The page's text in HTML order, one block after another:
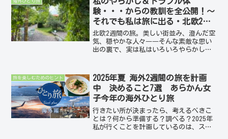
り旅に出かける理由を考え...
験・・・からの教訓を全公開！～
それでも私は旅に出る・北欧2週
間ひとり旅
北欧2週間の旅。美しい街並み、澄んだ空
気、穏やかな人々――そんな素敵な思い
出の裏で、実は私はいろいろやらかしま
ょっとしたミス”が、時間もお金も気力
も奪います。今回は、私...
旅を楽しむためのヒント
2025年夏 海外2週間の旅を計画
中 決めること7選 あらかん女
子今年の海外ひとり旅
行きたい所が決まったら、考えるべきこ
とは？何から準備する？調べる？2025年
私が行くことを計画しているのは、スウ